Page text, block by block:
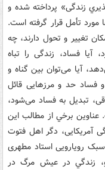
زندگی» پرداخته شده و
تأمل قرار گرفته است.
تغییر و تحول دارند، چه
آیا فساد، زندگی را تباه
آیا می‌توان بین گناه و
فساد حد و مرزهایی قائل
تبدیل به فساد می‌شود،
برخي از مطالب اين
آمریکایی، دگر اهل فتوت
رویارویی استاد مطهری
زندگي در عيش مرگ در